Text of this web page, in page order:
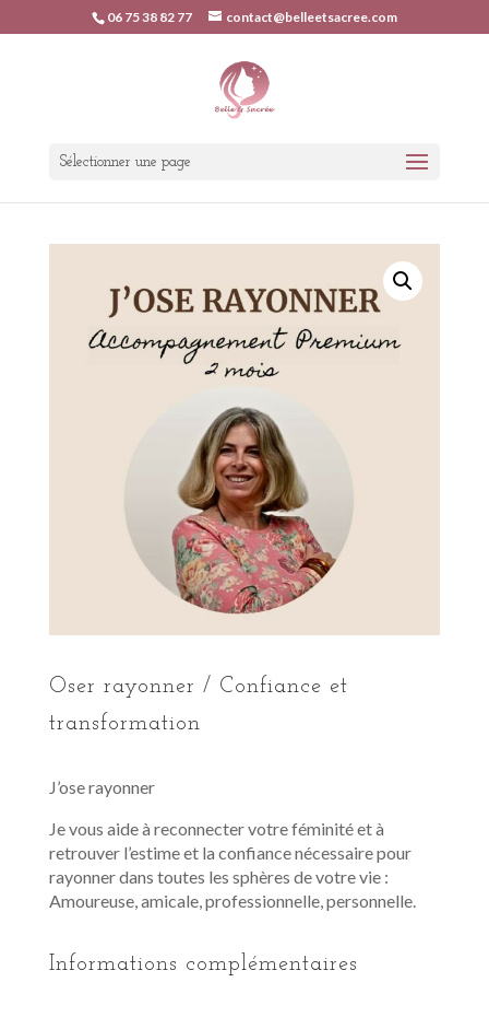
06 75 38 82 77 contact@belleetsacree.com
Sélectionner une page
Oser rayonner / Confiance et
transformation
J’ose rayonner
Je vous aide à reconnecter votre féminité et à
retrouver l’estime et la confiance nécessaire pour
rayonner dans toutes les sphères de votre vie :
Amoureuse, amicale, professionnelle, personnelle.
Informations complémentaires